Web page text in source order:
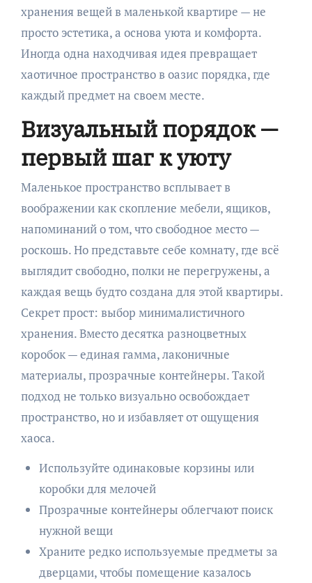
хранения вещей в маленькой квартире — не
просто эстетика, а основа уюта и комфорта.
Иногда одна находчивая идея превращает
хаотичное пространство в оазис порядка, где
каждый предмет на своем месте.
Визуальный порядок —
первый шаг к уюту
Маленькое пространство всплывает в
воображении как скопление мебели, ящиков,
напоминаний о том, что свободное место —
роскошь. Но представьте себе комнату, где всё
выглядит свободно, полки не перегружены, а
каждая вещь будто создана для этой квартиры.
Секрет прост: выбор минималистичного
хранения. Вместо десятка разноцветных
коробок — единая гамма, лаконичные
материалы, прозрачные контейнеры. Такой
подход не только визуально освобождает
пространство, но и избавляет от ощущения
хаоса.
Используйте одинаковые корзины или
коробки для мелочей
Прозрачные контейнеры облегчают поиск
нужной вещи
Храните редко используемые предметы за
дверцами, чтобы помещение казалось